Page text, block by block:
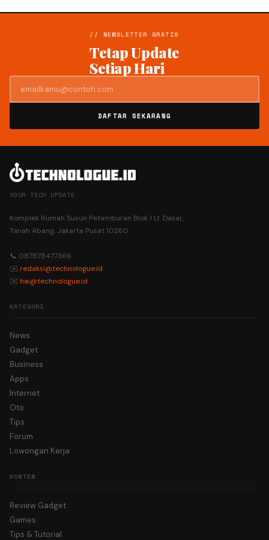
// NEWSLETTER GRATIS
Tetap Update
Setiap Hari
DAFTAR SEKARANG
YOUR TECH UPDATE
Komplek Rumah Susun Petamburan Blok 1 Lt. Dasar,
Tanah Abang, Jakarta Pusat 10260
📞 087878477366
✉️ redaksi@technologue.id
✉️ hai@technologue.id
KATEGORI
News
Gadget
Business
Apps
Internet
Oto
Tips
Forum
Lowongan Kerja
KONTEN
Review Gadget
Games
Tips & Tutorial